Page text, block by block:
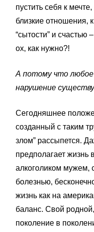
пустить себя к
близкие отношения,
“сытости” и счастью
ох, как нужно?!
А потому что любое
нарушение
Сегодняшнее
созданный с таким
злом” рассыпется.
предполагает жизнь
алкоголиком мужем,
болезнью,
жизнь как на
баланс. Свой
поколение в